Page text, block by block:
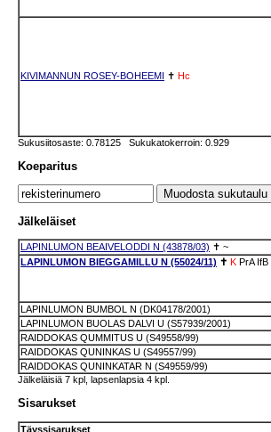
KIVIMANNUN ROSEY-BOHEEMI ✝ Hc
Sukusiitosaste: 0.78125 Sukukatokerroin: 0.929
Koeparitus
Jälkeläiset
LAPINLUMON BEAIVELODDI N (43878/03) ✝ ~
LAPINLUMON BIEGGAMILLU N (55024/11) ✝ K PrA IfB
LAPINLUMON BUMBOL N (DK04178/2001)
LAPINLUMON BUOLAS DALVI U (S57939/2001)
RAIDDOKAS QUMMITUS U (S49558/99)
RAIDDOKAS QUNINKAS U (S49557/99)
RAIDDOKAS QUNINKATAR N (S49559/99)
Jälkeläisiä 7 kpl, lapsenlapsia 4 kpl.
Sisarukset
Täyssisarukset